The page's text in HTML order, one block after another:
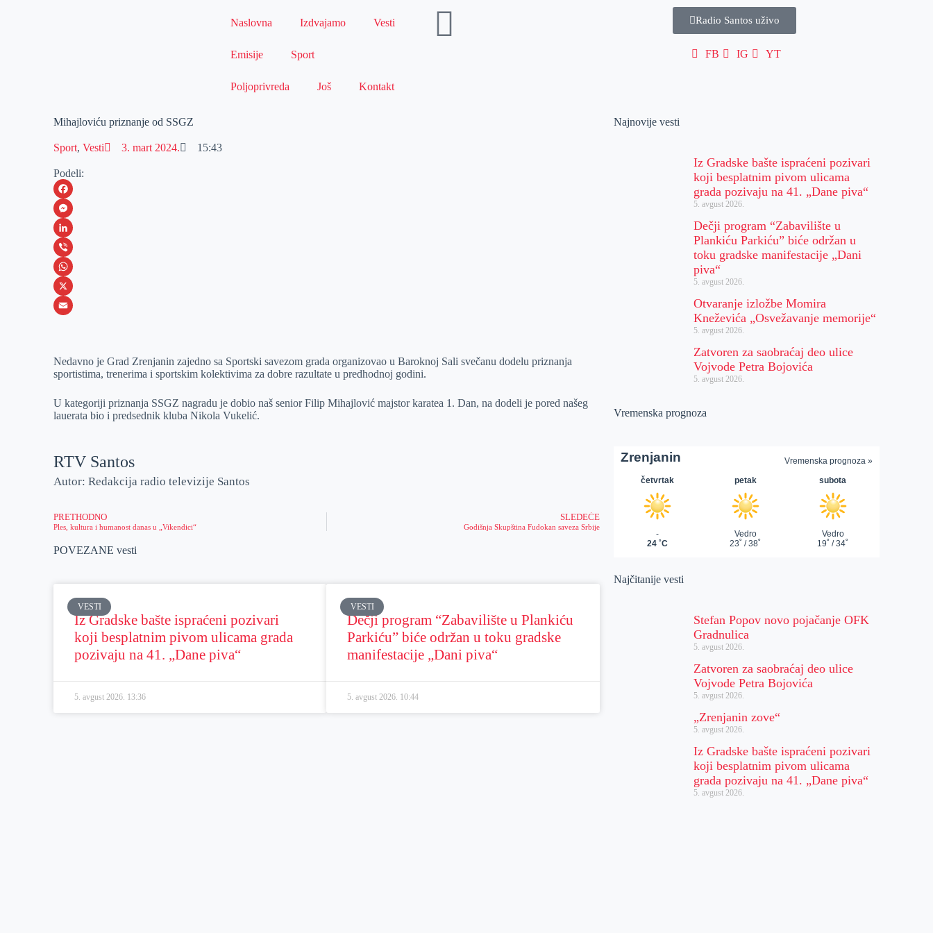
Naslovna Izdvajamo Vesti
Emisije Sport
Poljoprivreda Još Kontakt
Radio Santos uživo
FB IG YT
Mihajloviću priznanje od SSGZ
Sport,Vesti 3. mart 2024. 15:43
Podeli:
F
a
c
e
b
o
M
e
s
s
e
e
L
i
n
k
I
n
V
i
b
W
h
s
A
p
p
X
a
l
Nedavno je Grad Zrenjanin zajedno sa Sportski savezom grada organizovao u Baroknoj Sali svečanu dodelu priznanja
sportistima, trenerima i sportskim kolektivima za dobre razultate u predhodnoj godini.
U kategoriji priznanja SSGZ nagradu je dobio naš senior Filip Mihajlović majstor karatea 1. Dan, na dodeli je pored našeg
lauerata bio i predsednik kluba Nikola Vukelić.
RTV Santos
Autor: Redakcija radio televizije Santos
PRETHODNO
Ples, kultura i humanost danas u „Vikendici“
SLEDEĆE
Godišnja Skupština Fudokan saveza Srbije
POVEZANE vesti
VESTI
Iz Gradske bašte ispraćeni pozivari
koji besplatnim pivom ulicama grada
pozivaju na 41. „Dane piva“
5. avgust 2026. 13:36
VESTI
Dečji program “Zabavilište u Plankiću
Parkiću” biće održan u toku gradske
manifestacije „Dani piva“
5. avgust 2026. 10:44
Najnovije vesti
Iz Gradske bašte ispraćeni pozivari
koji besplatnim pivom ulicama
grada pozivaju na 41. „Dane piva“
5. avgust 2026.
Dečji program “Zabavilište u
Plankiću Parkiću” biće održan u
toku gradske manifestacije „Dani
piva“
5. avgust 2026.
Otvaranje izložbe Momira
Kneževića „Osvežavanje memorije“
5. avgust 2026.
Zatvoren za saobraćaj deo ulice
Vojvode Petra Bojovića
5. avgust 2026.
Vremenska prognoza
Najčitanije vesti
Stefan Popov novo pojačanje OFK
Gradnulica
5. avgust 2026.
Zatvoren za saobraćaj deo ulice
Vojvode Petra Bojovića
5. avgust 2026.
„Zrenjanin zove“
5. avgust 2026.
Iz Gradske bašte ispraćeni pozivari
koji besplatnim pivom ulicama
grada pozivaju na 41. „Dane piva“
5. avgust 2026.